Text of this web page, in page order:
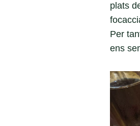
plats
Per
ens